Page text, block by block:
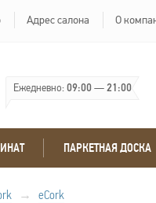
Адрес салона О
Ежедневно:09:00—21:00
ПАРКЕТНАЯ ДОСКА
→ eCork